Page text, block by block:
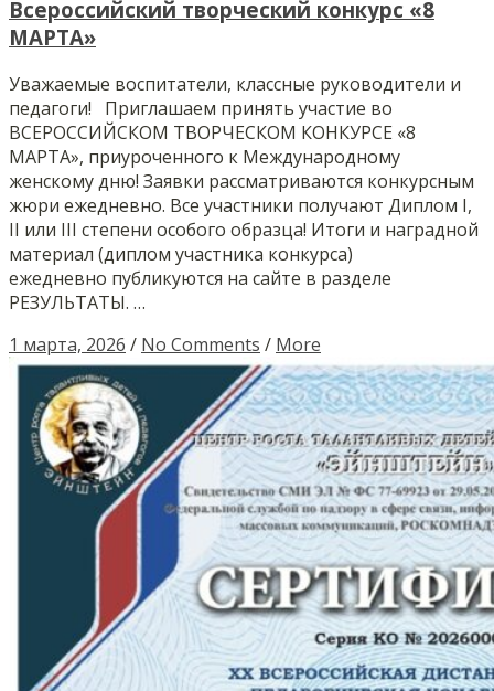
Всероссийский творческий конкурс «8
МАРТА»
Уважаемые воспитатели, классные руководители и
педагоги! Приглашаем принять участие во
ВСЕРОССИЙСКОМ ТВОРЧЕСКОМ КОНКУРСЕ «8
МАРТА», приуроченного к Международному
женскому дню! Заявки рассматриваются конкурсным
жюри ежедневно. Все участники получают Диплом I,
II или III степени особого образца! Итоги и наградной
материал (диплом участника конкурса)
ежедневно публикуются на сайте в разделе
РЕЗУЛЬТАТЫ. …
1 марта, 2026 / No Comments / More